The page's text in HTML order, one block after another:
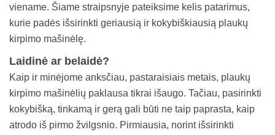
viename. Šiame straipsnyje pateiksime kelis patarimus,
kurie padės išsirinkti geriausią ir kokybiškiausią plaukų
kirpimo mašinėlę.
Laidinė ar belaidė?
Kaip ir minėjome anksčiau, pastaraisiais metais, plaukų
kirpimo mašinėlių paklausa tikrai išaugo. Tačiau, pasirinkti
kokybišką, tinkamą ir gerą gali būti ne taip paprasta, kaip
atrodo iš pirmo žvilgsnio. Pirmiausia, norint išsirinkti